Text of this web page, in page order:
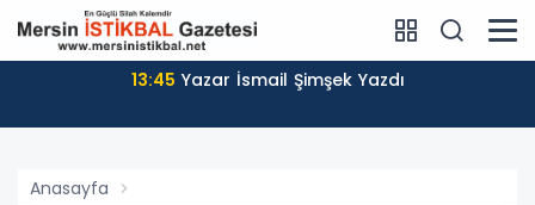
13:45 Yazar İsmail Şimşek Yazdı
Anasayfa